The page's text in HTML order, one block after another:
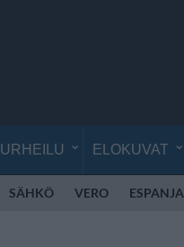
URHEILU ELOKUVAT
SÄHKÖ VERO ESPANJA